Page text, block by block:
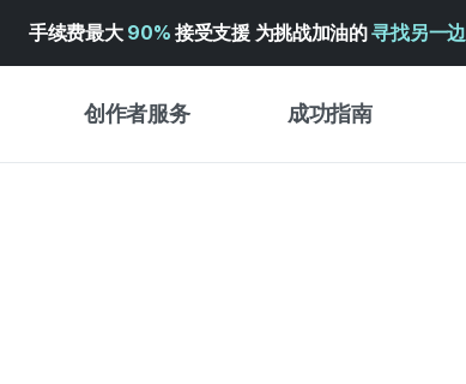
手续费最大 90% 接受支援 为挑战加油的寻找另一边
创作者服务 成功指南